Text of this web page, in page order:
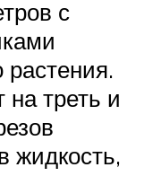
с
растения.
на треть и
жидкость,